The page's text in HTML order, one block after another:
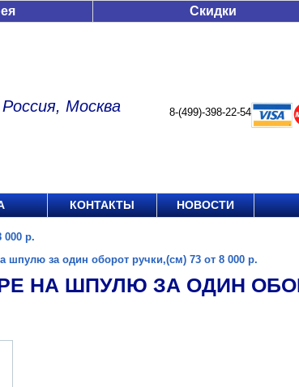
Скидки
Россия, Москва 8-(499)-398-22-54
КОНТАКТЫ НОВОСТИ
000 р.
шпулю за один оборот ручки,(см) 73 от 8 000 р.
PE НА ШПУЛЮ ЗА ОДИН